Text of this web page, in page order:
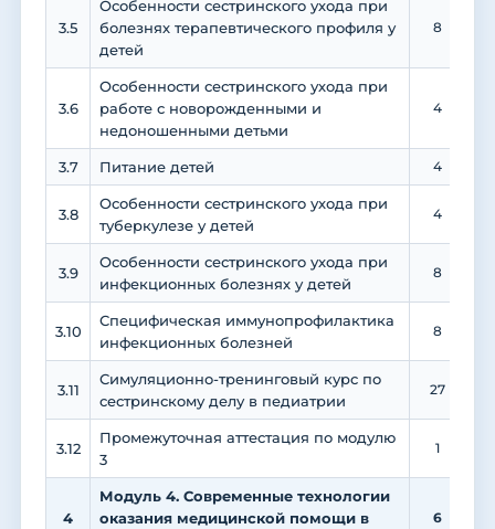
3.5
Особенности сестринского ухода при
болезнях терапевтического профиля у
детей
8
3.6
Особенности сестринского ухода при
работе с новорожденными и
недоношенными детьми
4
3.7 Питание детей 4
3.8
Особенности сестринского ухода при
туберкулезе у детей
4
3.9
Особенности сестринского ухода при
инфекционных болезнях у детей
8
3.10
Специфическая иммунопрофилактика
инфекционных болезней
8
3.11
Симуляционно-тренинговый курс по
сестринскому делу в педиатрии
27
3.12
Промежуточная аттестация по модулю
3
1
4
Модуль 4. Современные технологии
оказания медицинской помощи в
6